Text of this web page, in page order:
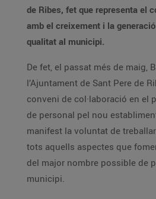
de Ribes, fet que representa el
amb el creixement i la generació
qualitat al municipi.
De fet, el passat més de maig,
l’Ajuntament de Sant Pere de
conveni de col·laboració en el
de personal pel nou
manifest la voluntat de
tots aquells aspectes que
del major nombre possible de
municipi.